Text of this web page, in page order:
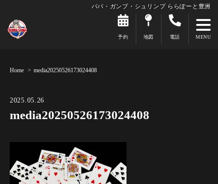
ババ・ガンプ・シュリンプ ららぽーと豊洲
予約 地図 電話
Home media20250526173024408
2025.05.26
media20250526173024408